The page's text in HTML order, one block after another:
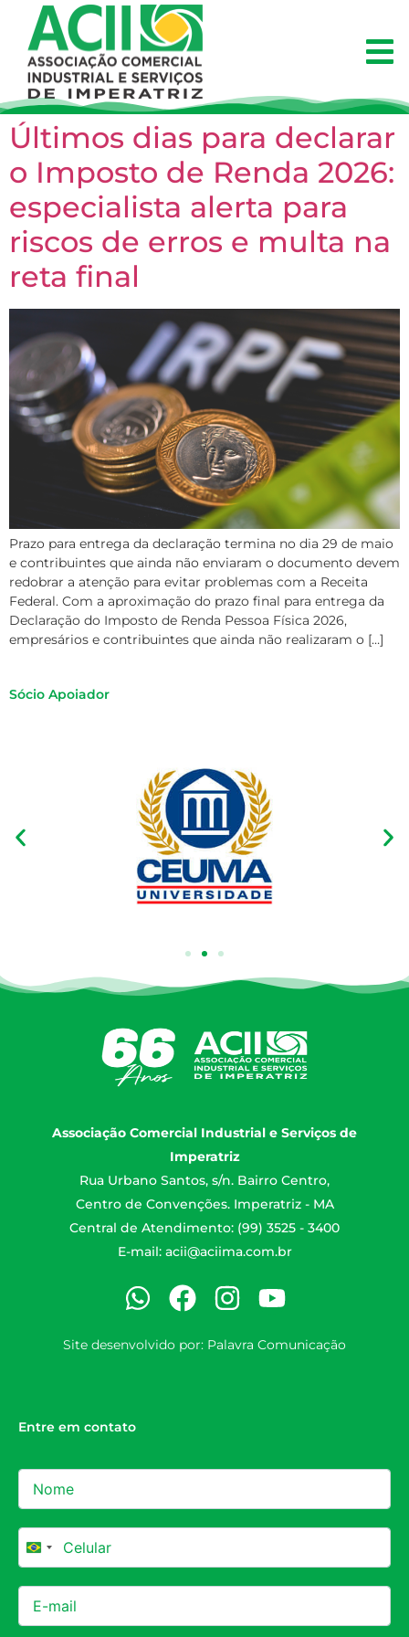
Últimos dias para declarar
o Imposto de Renda 2026:
especialista alerta para
riscos de erros e multa na
reta final
Prazo para entrega da declaração termina no dia 29 de maio
e contribuintes que ainda não enviaram o documento devem
redobrar a atenção para evitar problemas com a Receita
Federal. Com a aproximação do prazo final para entrega da
Declaração do Imposto de Renda Pessoa Física 2026,
empresários e contribuintes que ainda não realizaram o […]
Sócio Apoiador
Associação Comercial Industrial e Serviços de
Imperatriz
Rua Urbano Santos, s/n. Bairro Centro,
Centro de Convenções. Imperatriz - MA
Central de Atendimento: (99) 3525 - 3400
E-mail: acii@aciima.com.br
Site desenvolvido por: Palavra Comunicação
Entre em contato
Brazil +55